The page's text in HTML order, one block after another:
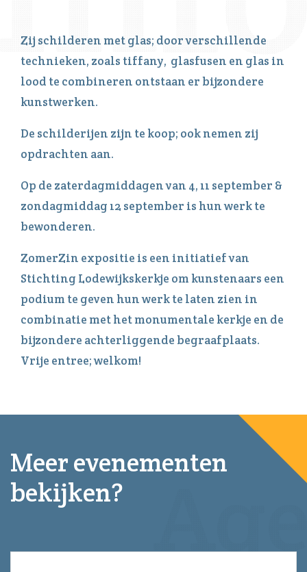
Zij schilderen met glas; door verschillende
technieken, zoals tiffany, glasfusen en glas in
lood te combineren ontstaan er bijzondere
kunstwerken.
De schilderijen zijn te koop; ook nemen zij
opdrachten aan.
Op de zaterdagmiddagen van 4, 11 september &
zondagmiddag 12 september is hun werk te
bewonderen.
ZomerZin expositie is een initiatief van
Stichting Lodewijkskerkje om kunstenaars een
podium te geven hun werk te laten zien in
combinatie met het monumentale kerkje en de
bijzondere achterliggende begraafplaats.
Vrije entree; welkom!
Meer evenementen
bekijken?